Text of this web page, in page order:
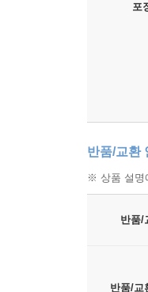
포
반품/교환
※ 상품 설명
반품/
반품/교